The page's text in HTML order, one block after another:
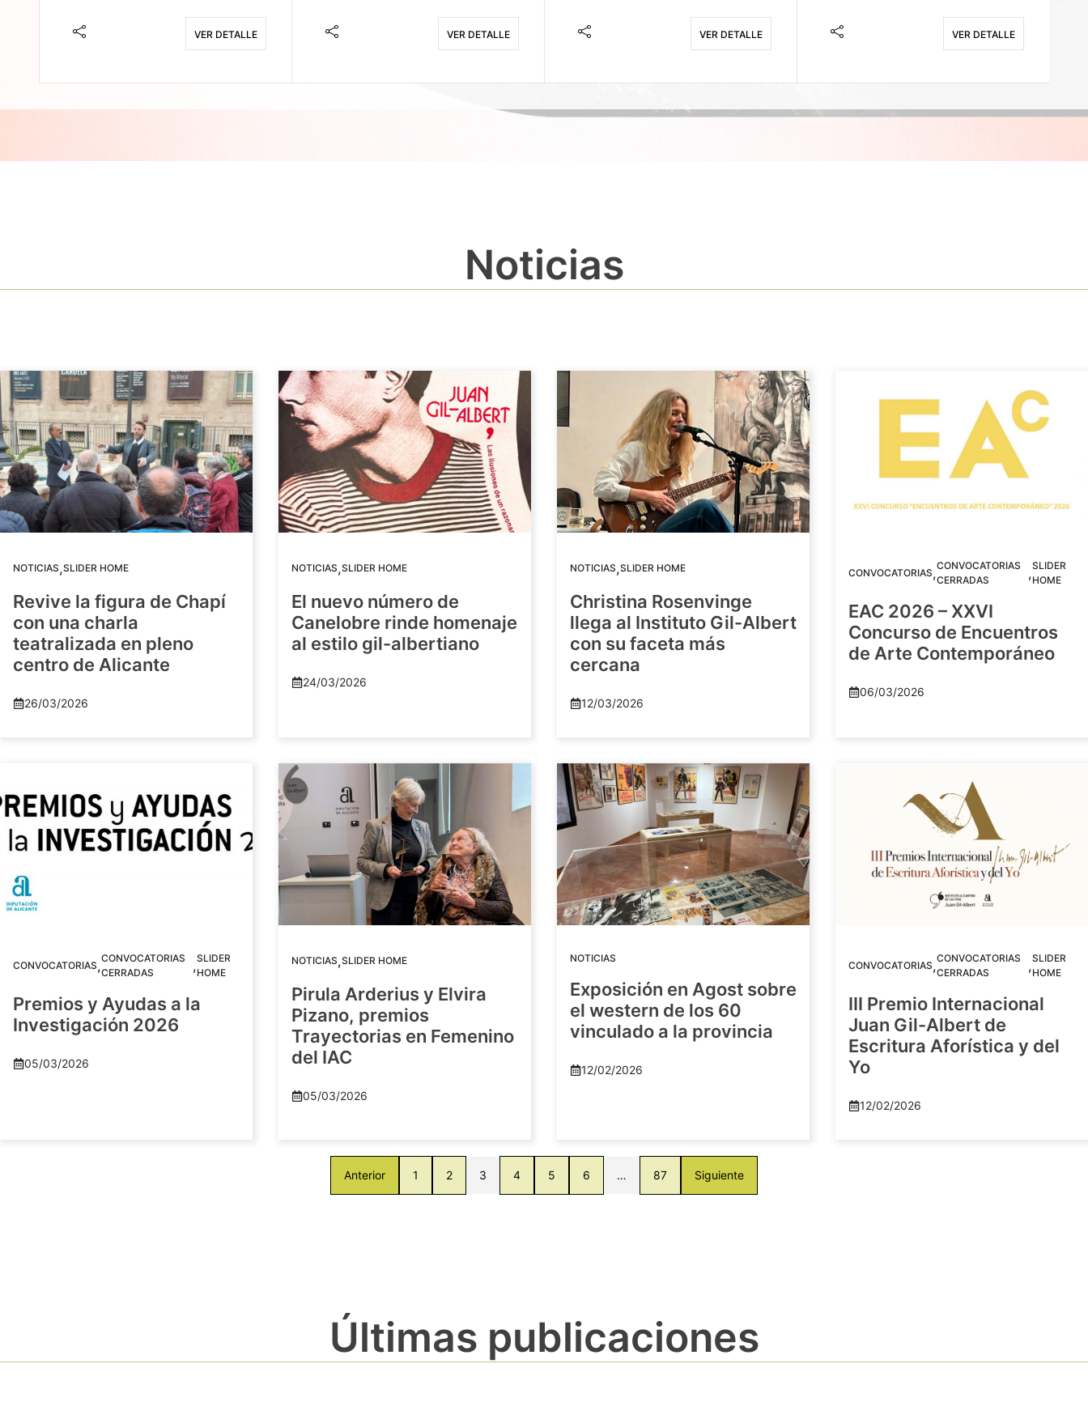
VER DETALLE VER DETALLE VER DETALLE VER DETALLE
Noticias
NOTICIAS,SLIDER HOME
Revive la figura de Chapí
con una charla
teatralizada en pleno
centro de Alicante
26/03/2026
NOTICIAS,SLIDER HOME
El nuevo número de
Canelobre rinde homenaje
al estilo gil-albertiano
24/03/2026
NOTICIAS,SLIDER HOME
Christina Rosenvinge
llega al Instituto Gil-Albert
con su faceta más
cercana
12/03/2026
CONVOCATORIAS,CONVOCATORIAS
CERRADAS
,SLIDER
HOME
EAC 2026 – XXVI
Concurso de Encuentros
de Arte Contemporáneo
06/03/2026
CONVOCATORIAS,CONVOCATORIAS
CERRADAS
,SLIDER
HOME
Premios y Ayudas a la
Investigación 2026
05/03/2026
NOTICIAS,SLIDER HOME
Pirula Arderius y Elvira
Pizano, premios
Trayectorias en Femenino
del IAC
05/03/2026
NOTICIAS
Exposición en Agost sobre
el western de los 60
vinculado a la provincia
12/02/2026
CONVOCATORIAS,CONVOCATORIAS
CERRADAS
,SLIDER
HOME
III Premio Internacional
Juan Gil-Albert de
Escritura Aforística y del
Yo
12/02/2026
Anterior 1 2 3 4 5 6 … 87 Siguiente
Últimas publicaciones